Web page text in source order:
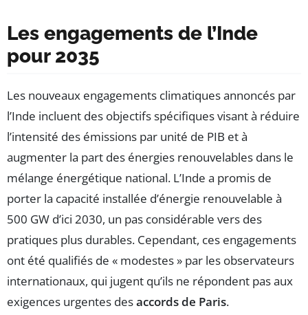
Les engagements de l’Inde
pour 2035
Les nouveaux engagements climatiques annoncés par
l’Inde incluent des objectifs spécifiques visant à réduire
l’intensité des émissions par unité de PIB et à
augmenter la part des énergies renouvelables dans le
mélange énergétique national. L’Inde a promis de
porter la capacité installée d’énergie renouvelable à
500 GW d’ici 2030, un pas considérable vers des
pratiques plus durables. Cependant, ces engagements
ont été qualifiés de « modestes » par les observateurs
internationaux, qui jugent qu’ils ne répondent pas aux
exigences urgentes desaccords de Paris.